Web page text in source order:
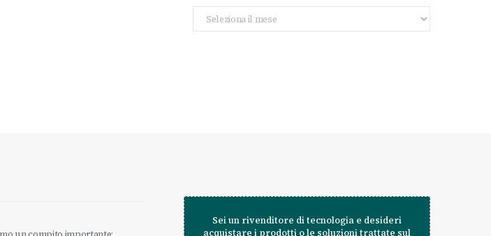
Archivio
Articoli
Sei un rivenditore di tecnologia e desideri
acquistare i prodotti o le soluzioni trattate sul